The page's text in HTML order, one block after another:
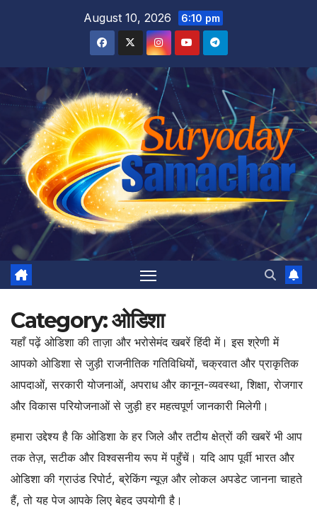
August 10, 2026 6:10 pm
Category:ओडिशा
यहाँ पढ़ें ओडिशा की ताज़ा और भरोसेमंद खबरें हिंदी में। इस श्रेणी में
आपको ओडिशा से जुड़ी राजनीतिक गतिविधियों, चक्रवात और प्राकृतिक
आपदाओं, सरकारी योजनाओं, अपराध और कानून-व्यवस्था, शिक्षा, रोजगार
और विकास परियोजनाओं से जुड़ी हर महत्वपूर्ण जानकारी मिलेगी।
हमारा उद्देश्य है कि ओडिशा के हर जिले और तटीय क्षेत्रों की खबरें भी आप
तक तेज़, सटीक और विश्वसनीय रूप में पहुँचें। यदि आप पूर्वी भारत और
ओडिशा की ग्राउंड रिपोर्ट, ब्रेकिंग न्यूज़ और लोकल अपडेट जानना चाहते
हैं, तो यह पेज आपके लिए बेहद उपयोगी है।